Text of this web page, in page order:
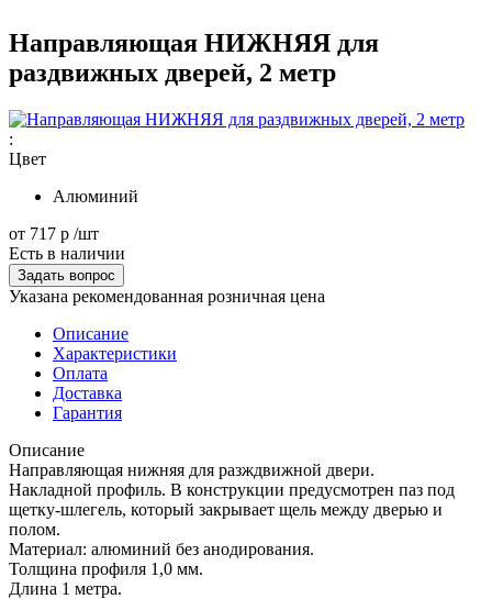
Направляющая НИЖНЯЯ для
раздвижных дверей, 2 метр
:
Цвет
Алюминий
от 717 р /шт
Есть в наличии
Задать вопрос
Указана рекомендованная розничная цена
Описание
Характеристики
Оплата
Доставка
Гарантия
Описание
Направляющая нижняя для разждвижной двери.
Накладной профиль. В конструкции предусмотрен паз под
щетку-шлегель, который закрывает щель между дверью и
полом.
Материал: алюминий без анодирования.
Толщина профиля 1,0 мм.
Длина 1 метра.